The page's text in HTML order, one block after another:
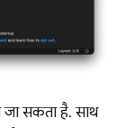
सकता है. साथ